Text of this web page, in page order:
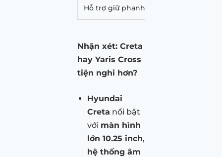
Hỗ trợ giữ phanh tự động
Nhận xét: Creta
hay Yaris Cross
tiện nghi hơn?
Hyundai
Creta nổi bật
với màn hình
lớn 10.25 inch,
hệ thống âm